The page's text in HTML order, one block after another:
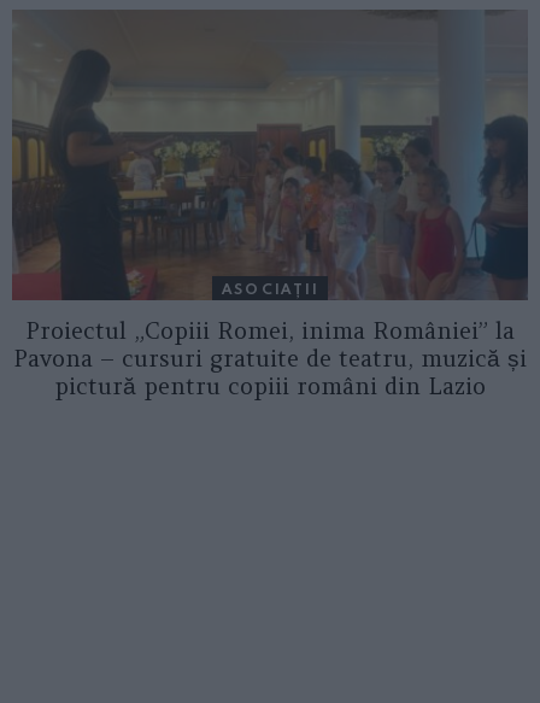
ASOCIAŢII
Proiectul „Copiii Romei, inima României” la
Pavona – cursuri gratuite de teatru, muzică și
pictură pentru copiii români din Lazio